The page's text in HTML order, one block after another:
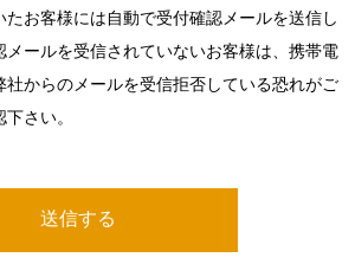
たお客様には自動で受付確認メールを送信し
メールを受信されていないお客様は、携帯電
社からのメールを受信拒否している恐れがご
さい。